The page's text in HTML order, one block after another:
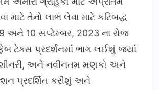
માટે તેનો લાભ લેવા માટે કટિબદ્ધ
10 સપ્ટેમ્બર, 2023 ના રોજ
ટેક્સ પ્રદર્શનમાં ભાગ લઈશું જ્યાં
અને નવીનતમ મણકો અને
પ્રદર્શિત કરીશું અને